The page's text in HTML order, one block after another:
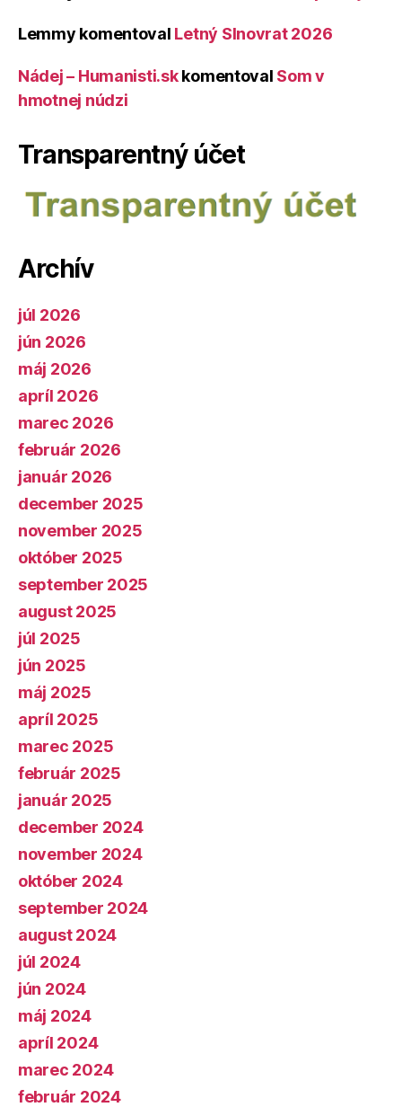
Lemmy komentoval Letný Slnovrat 2026
Nádej – Humanisti.skkomentoval Som v
hmotnej núdzi
Transparentný účet
Archív
júl 2026
jún 2026
máj 2026
apríl 2026
marec 2026
február 2026
január 2026
december 2025
november 2025
október 2025
september 2025
august 2025
júl 2025
jún 2025
máj 2025
apríl 2025
marec 2025
február 2025
január 2025
december 2024
november 2024
október 2024
september 2024
august 2024
júl 2024
jún 2024
máj 2024
apríl 2024
marec 2024
február 2024